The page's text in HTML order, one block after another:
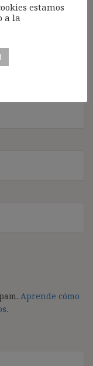
Aprende cómo
estamos
a la